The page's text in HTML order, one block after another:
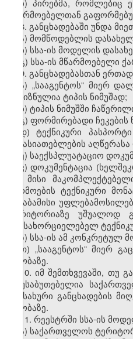
ბ) პირებმა, რომლებიც
მწარმოებელთან
8. განცხადებაში უნდა
ა) მომწოდებლის
ბ) სსა-ის მოდელის
გ) სსა-ის მწარმოებელი
9. განცხადებასთან
ა) „სააგენტოს” მიერ
გამიზნულია ტიპის ნიმუშად;
ბ) ტიპის ნიმუშში
გ) ფორმირებადი ჩეკების
დ) ტექნიკური
მახასიათებლების
ე) საექსპლუატაციო
ვ) დოკუმენტაცია
და მისი
წარმოების ტექნიკური
შესაბამისი
ტერიტორიაზე უშუალოდ
განსახორციელებელ
ზ) სსა-ის ამ კონკრეტულ
თ) „სააგენტოს” მიერ
თაობაზე.
10.იმ შემთხვევაში, თუ
დაუსაბუთებელია
სამსახური განცხადების
თაობაზე.
11. რეესტრში სსა-ის
ა) საქართველოს